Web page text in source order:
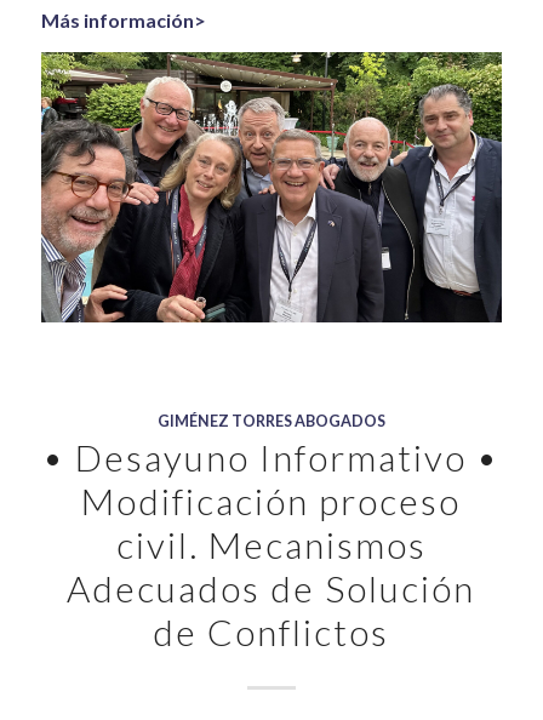
Más información>
GIMÉNEZ TORRES ABOGADOS
• Desayuno Informativo •
Modificación proceso
civil. Mecanismos
Adecuados de Solución
de Conflictos